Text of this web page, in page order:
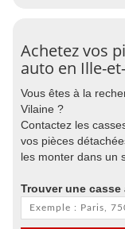
Achetez vos
auto en Ille-
Vous êtes à la
Vilaine ?
Contactez les
vos pièces
les monter dans un
Trouver une